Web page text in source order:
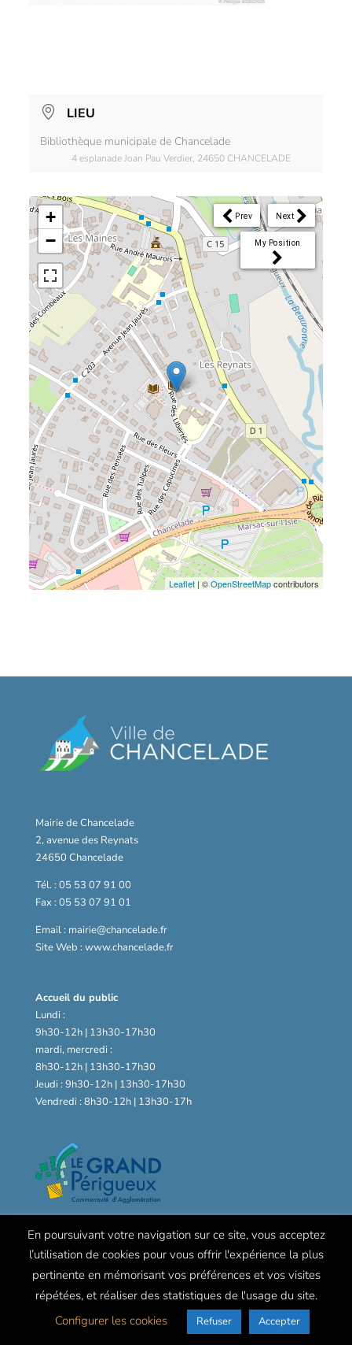
LIEU
Bibliothèque municipale de Chancelade
4 esplanade Joan Pau Verdier, 24650 CHANCELADE
Next
Prev
My Position
+
−
Leaflet| ©OpenStreetMapcontributors
Mairie de Chancelade
2, avenue des Reynats
24650 Chancelade
Tél. : 05 53 07 91 00
Fax : 05 53 07 91 01
Email : mairie@chancelade.fr
Site Web : www.chancelade.fr
Accueil du public
Lundi :
9h30-12h | 13h30-17h30
mardi, mercredi :
8h30-12h | 13h30-17h30
Jeudi : 9h30-12h | 13h30-17h30
Vendredi : 8h30-12h | 13h30-17h
© Mairie de Chancelade - Mentions légales
En poursuivant votre navigation sur ce site, vous acceptez
l’utilisation de cookies pour vous offrir l'expérience la plus
pertinente en mémorisant vos préférences et vos visites
répétées, et réaliser des statistiques de l'usage du site.
Configurer les cookies
Refuser Accepter